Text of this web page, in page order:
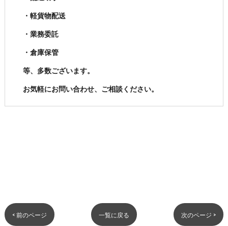
・軽貨物配送
・業務委託
・倉庫保管
等、多数ございます。
お気軽にお問い合わせ、ご相談ください。
< 前のページ 一覧に戻る 次のページ >